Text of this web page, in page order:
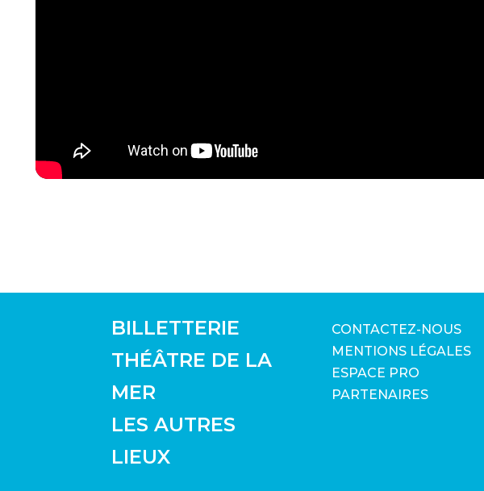
BILLETTERIE
THÉÂTRE DE LA
MER
LES AUTRES
LIEUX
CONTACTEZ-NOUS
MENTIONS LÉGALES
ESPACE PRO
PARTENAIRES